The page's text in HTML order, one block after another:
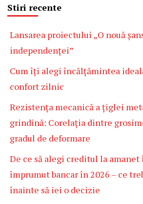
Stiri recente
Lansarea proiectului „O nouă
independenței”
Cum îți alegi încălțămintea
confort zilnic
Rezistența mecanică a țiglei
grindină: Corelația dintre
gradul de deformare
De ce să alegi creditul la
împrumut bancar în 2026 – ce
înainte să iei o decizie